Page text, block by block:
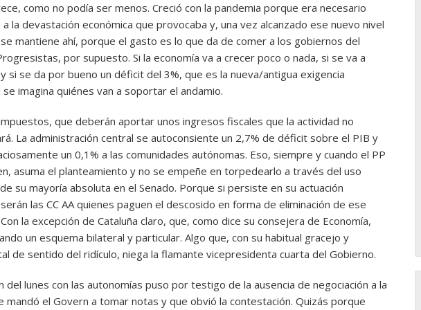
como no podía ser menos. Creció con la pandemia porque era necesario
la devastación económica que provocaba y, una vez alcanzado ese nuevo nivel
mantiene ahí, porque el gasto es lo que da de comer a los gobiernos del
por supuesto. Si la economía va a crecer poco o nada, si se va a
si se da por bueno un déficit del 3%, que es la nueva/antigua exigencia
imagina quiénes van a soportar el andamio.
que deberán aportar unos ingresos fiscales que la actividad no
La administración central se autoconsiente un 2,7% de déficit sobre el PIB y
un 0,1% a las comunidades autónomas. Eso, siempre y cuando el PP
asuma el planteamiento y no se empeñe en torpedearlo a través del uso
su mayoría absoluta en el Senado. Porque si persiste en su actuación
serán las CC AA quienes paguen el descosido en forma de eliminación de ese
la excepción de Cataluña claro, que, como dice su consejera de Economía,
un esquema bilateral y particular. Algo que, con su habitual gracejo y
de sentido del ridículo, niega la flamante vicepresidenta cuarta del Gobierno.
del lunes con las autonomías puso por testigo de la ausencia de negociación a la
mandó el Govern a tomar notas y que obvió la contestación. Quizás porque